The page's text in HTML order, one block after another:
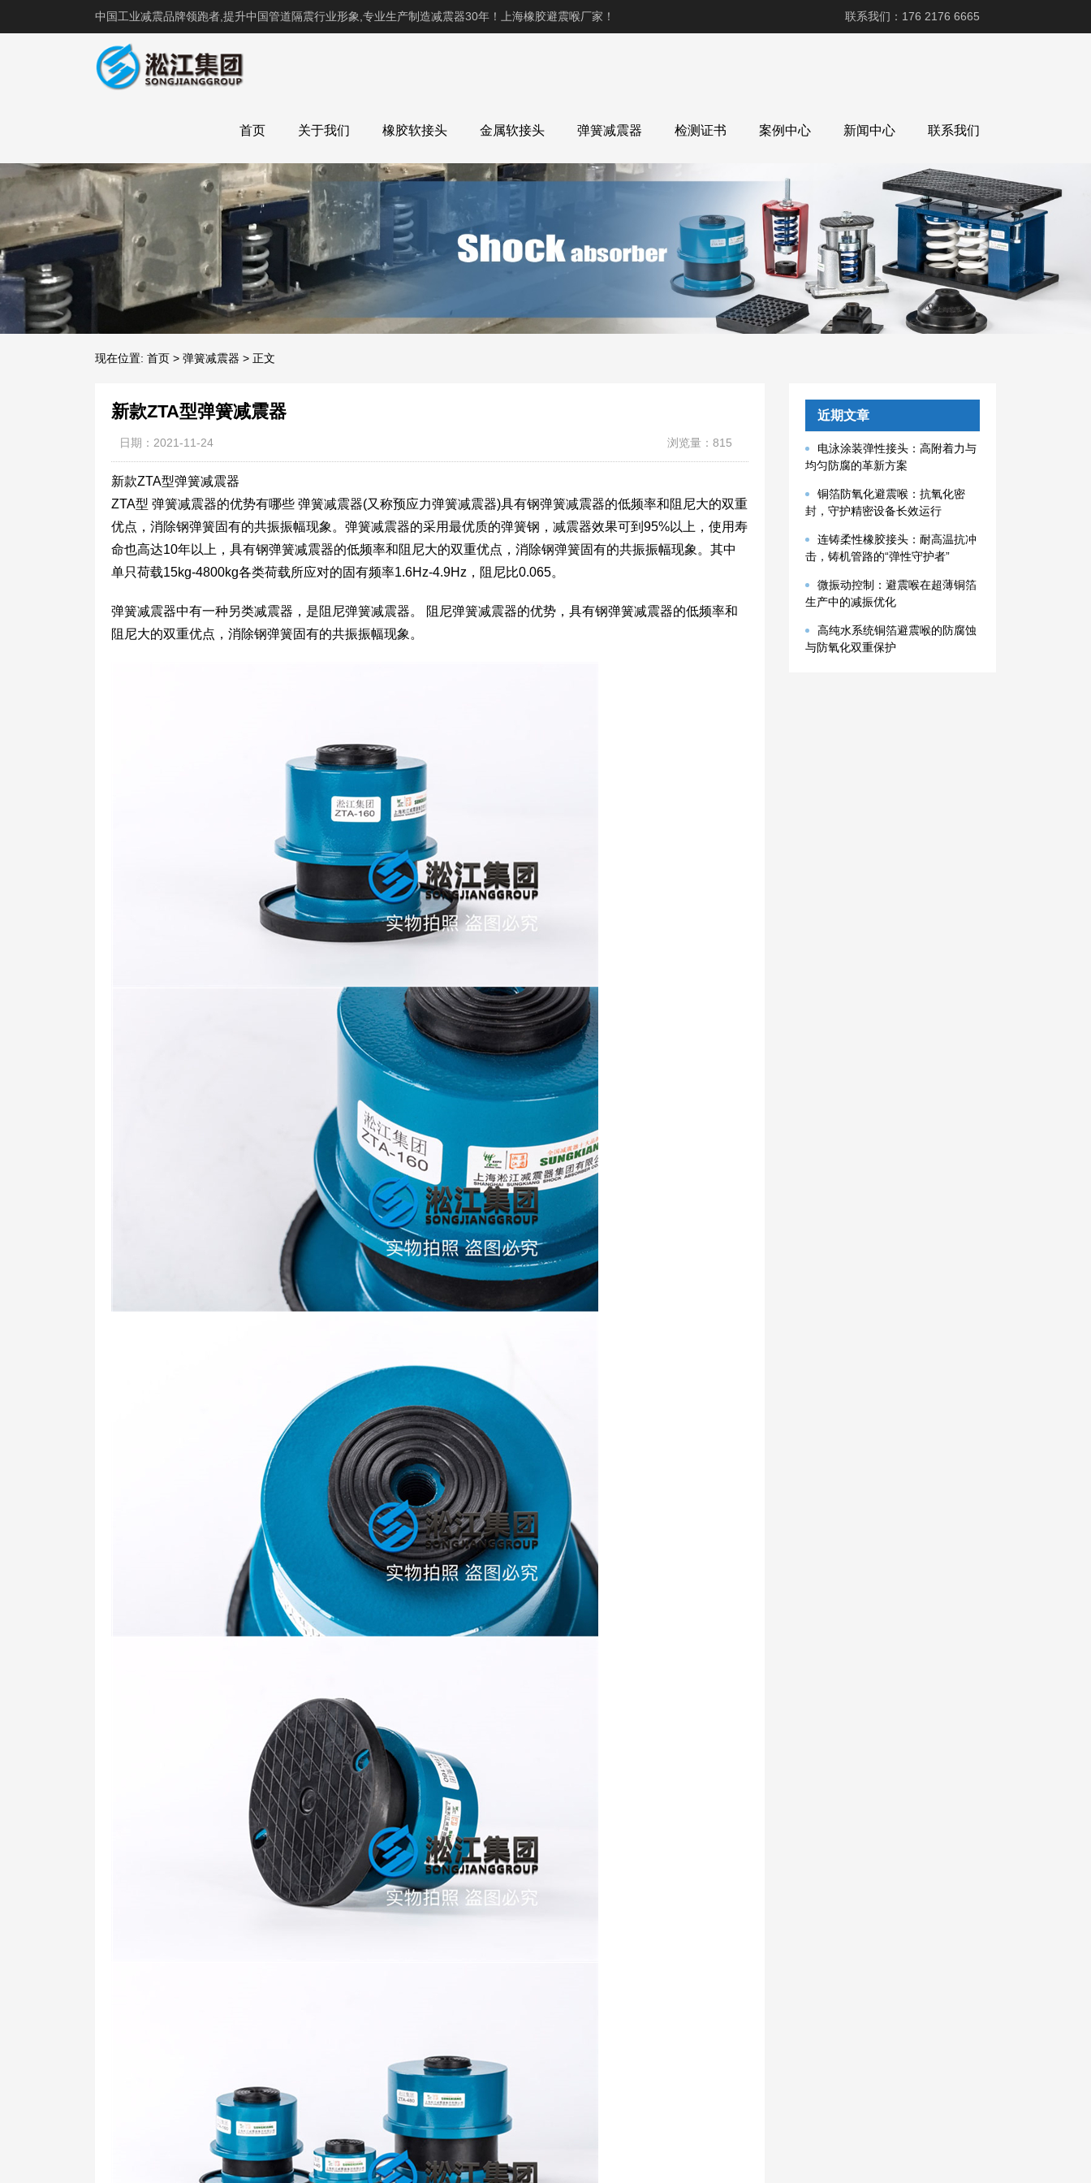
中国工业减震品牌领跑者,提升中国管道隔震行业形象,专业生产制造减震器30年！上海橡胶避震喉厂家！ 联系我们：176 2176 6665
首页 关于我们 橡胶软接头 金属软接头 弹簧减震器 检测证书 案例中心 新闻中心 联系我们
现在位置: 首页 > 弹簧减震器 > 正文
新款ZTA型弹簧减震器
日期：2021-11-24 浏览量：815
新款ZTA型弹簧减震器
ZTA型 弹簧减震器的优势有哪些 弹簧减震器(又称预应力弹簧减震器)具有钢弹簧减震器的低频率和阻尼大的双重
优点，消除钢弹簧固有的共振振幅现象。弹簧减震器的采用最优质的弹簧钢，减震器效果可到95%以上，使用寿
命也高达10年以上，具有钢弹簧减震器的低频率和阻尼大的双重优点，消除钢弹簧固有的共振振幅现象。其中
单只荷载15kg-4800kg各类荷载所应对的固有频率1.6Hz-4.9Hz，阻尼比0.065。
弹簧减震器中有一种另类减震器，是阻尼弹簧减震器。 阻尼弹簧减震器的优势，具有钢弹簧减震器的低频率和
阻尼大的双重优点，消除钢弹簧固有的共振振幅现象。
近期文章
电泳涂装弹性接头：高附着力与
均匀防腐的革新方案
铜箔防氧化避震喉：抗氧化密
封，守护精密设备长效运行
连铸柔性橡胶接头：耐高温抗冲
击，铸机管路的“弹性守护者”
微振动控制：避震喉在超薄铜箔
生产中的减振优化
高纯水系统铜箔避震喉的防腐蚀
与防氧化双重保护